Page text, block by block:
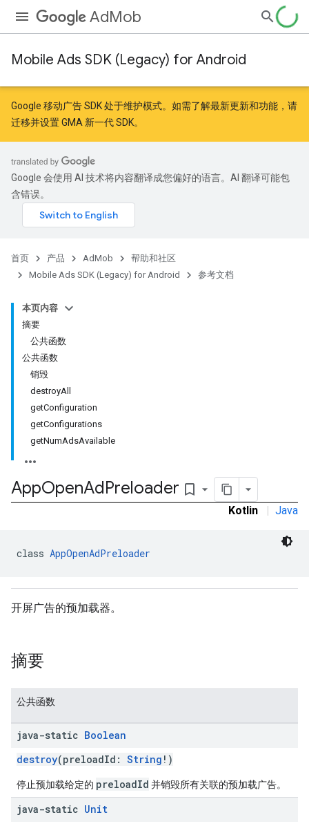
AdMob
Mobile Ads SDK (Legacy) for Android
Google 移动广告 SDK 处于维护模式。如需了解最新更新和功能，请
迁移并设置 GMA 新一代 SDK。
Google 会使用 AI 技术将内容翻译成您偏好的语言。AI 翻译可能包
含错误。
首页 产品 AdMob
帮助和社区
Mobile Ads SDK (Legacy) for Android
参考文档
本页内容
摘要
公共函数
公共函数
销毁
destroyAll
getConfiguration
getConfigurations
getNumAdsAvailable
AppOpenAdPreloader bookmark_border
Kotlin | Java
class AppOpenAdPreloader
开屏广告的预加载器。
摘要
公共函数
java-static Boolean
destroy(preloadId: String !)
停止预加载给定的 preloadId 并销毁所有关联的预加载广告。
java-static Unit